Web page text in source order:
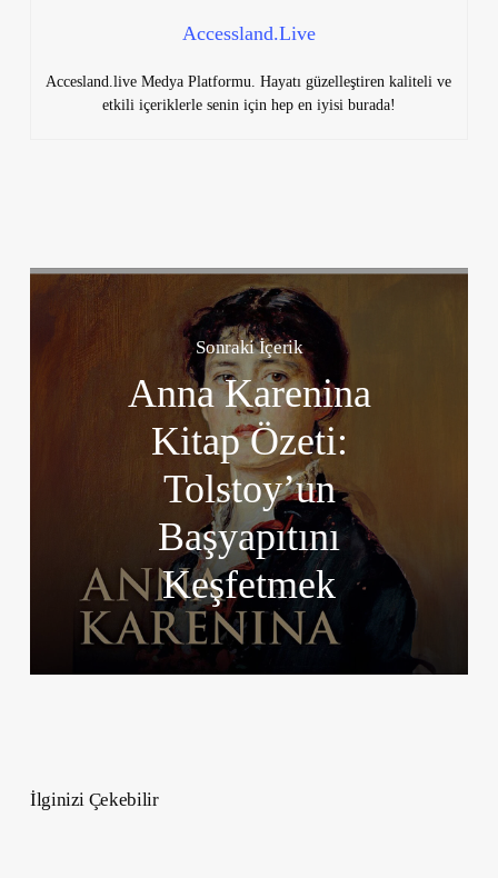
Accessland.Live
Accesland.live Medya Platformu. Hayatı güzelleştiren kaliteli ve
etkili içeriklerle senin için hep en iyisi burada!
Sonraki İçerik
Anna Karenina
Kitap Özeti:
Tolstoy’un
Başyapıtını
Keşfetmek
İlginizi Çekebilir